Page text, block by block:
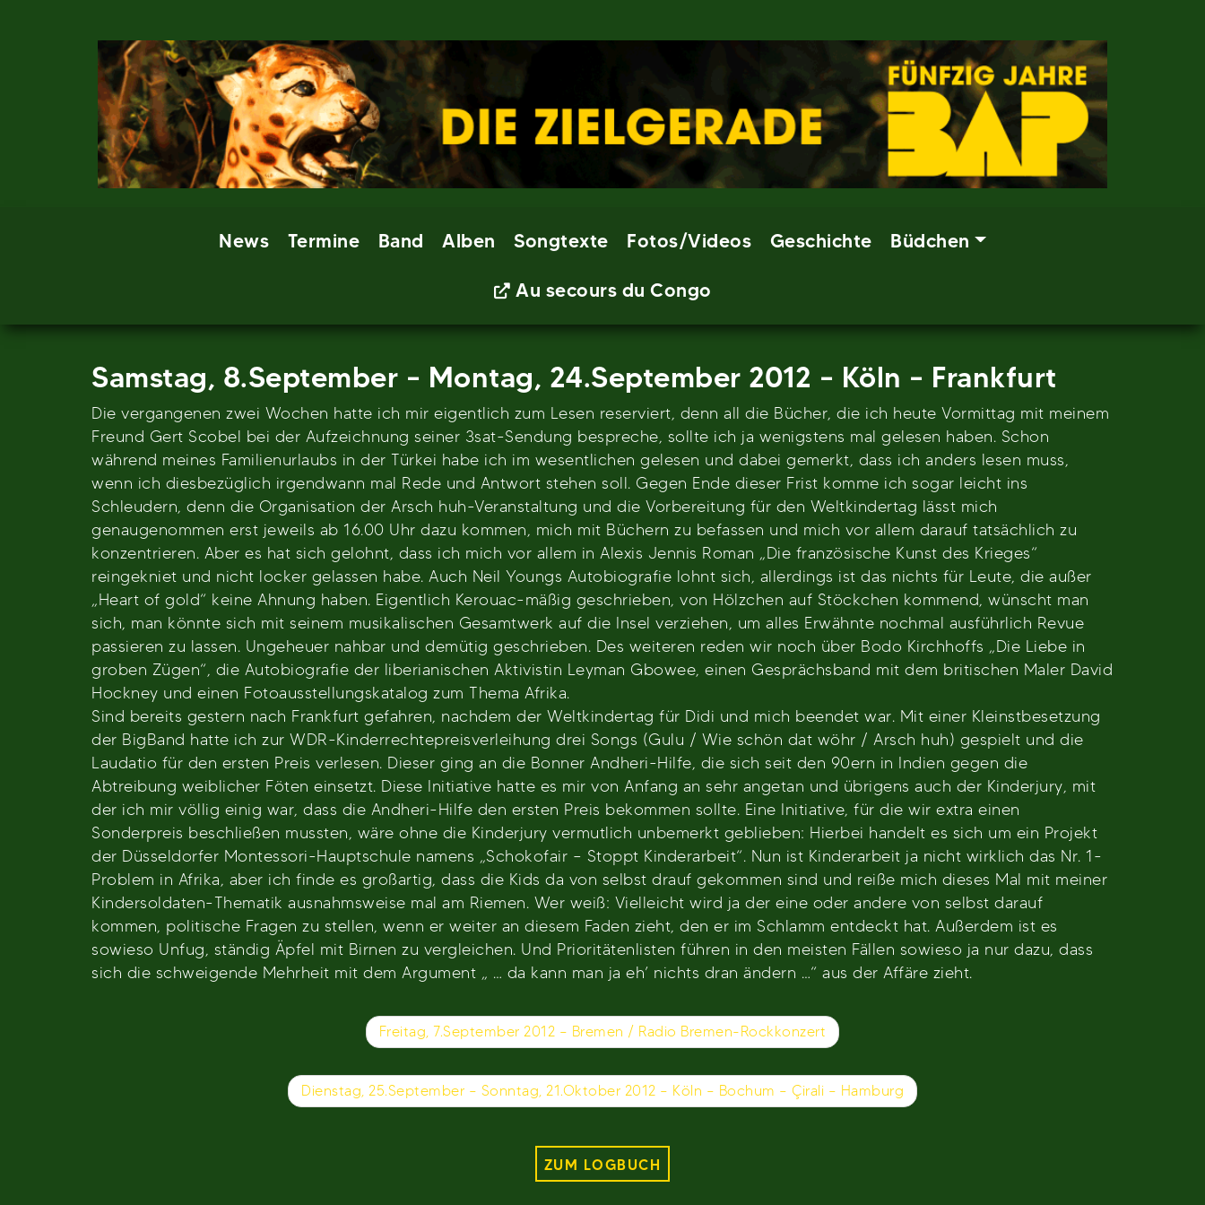
News Termine Band Alben Songtexte Fotos/Videos Geschichte Büdchen
Au secours du Congo
Samstag, 8.September – Montag, 24.September 2012 – Köln – Frankfurt
Die vergangenen zwei Wochen hatte ich mir eigentlich zum Lesen reserviert, denn all die Bücher, die ich heute Vormittag mit meinem
Freund Gert Scobel bei der Aufzeichnung seiner 3sat-Sendung bespreche, sollte ich ja wenigstens mal gelesen haben. Schon
während meines Familienurlaubs in der Türkei habe ich im wesentlichen gelesen und dabei gemerkt, dass ich anders lesen muss,
wenn ich diesbezüglich irgendwann mal Rede und Antwort stehen soll. Gegen Ende dieser Frist komme ich sogar leicht ins
Schleudern, denn die Organisation der Arsch huh-Veranstaltung und die Vorbereitung für den Weltkindertag lässt mich
genaugenommen erst jeweils ab 16.00 Uhr dazu kommen, mich mit Büchern zu befassen und mich vor allem darauf tatsächlich zu
konzentrieren. Aber es hat sich gelohnt, dass ich mich vor allem in Alexis Jennis Roman „Die französische Kunst des Krieges“
reingekniet und nicht locker gelassen habe. Auch Neil Youngs Autobiografie lohnt sich, allerdings ist das nichts für Leute, die außer
„Heart of gold“ keine Ahnung haben. Eigentlich Kerouac-mäßig geschrieben, von Hölzchen auf Stöckchen kommend, wünscht man
sich, man könnte sich mit seinem musikalischen Gesamtwerk auf die Insel verziehen, um alles Erwähnte nochmal ausführlich Revue
passieren zu lassen. Ungeheuer nahbar und demütig geschrieben. Des weiteren reden wir noch über Bodo Kirchhoffs „Die Liebe in
groben Zügen“, die Autobiografie der liberianischen Aktivistin Leyman Gbowee, einen Gesprächsband mit dem britischen Maler David
Hockney und einen Fotoausstellungskatalog zum Thema Afrika.
Sind bereits gestern nach Frankfurt gefahren, nachdem der Weltkindertag für Didi und mich beendet war. Mit einer Kleinstbesetzung
der BigBand hatte ich zur WDR-Kinderrechtepreisverleihung drei Songs (Gulu / Wie schön dat wöhr / Arsch huh) gespielt und die
Laudatio für den ersten Preis verlesen. Dieser ging an die Bonner Andheri-Hilfe, die sich seit den 90ern in Indien gegen die
Abtreibung weiblicher Föten einsetzt. Diese Initiative hatte es mir von Anfang an sehr angetan und übrigens auch der Kinderjury, mit
der ich mir völlig einig war, dass die Andheri-Hilfe den ersten Preis bekommen sollte. Eine Initiative, für die wir extra einen
Sonderpreis beschließen mussten, wäre ohne die Kinderjury vermutlich unbemerkt geblieben: Hierbei handelt es sich um ein Projekt
der Düsseldorfer Montessori-Hauptschule namens „Schokofair – Stoppt Kinderarbeit“. Nun ist Kinderarbeit ja nicht wirklich das Nr. 1-
Problem in Afrika, aber ich finde es großartig, dass die Kids da von selbst drauf gekommen sind und reiße mich dieses Mal mit meiner
Kindersoldaten-Thematik ausnahmsweise mal am Riemen. Wer weiß: Vielleicht wird ja der eine oder andere von selbst darauf
kommen, politische Fragen zu stellen, wenn er weiter an diesem Faden zieht, den er im Schlamm entdeckt hat. Außerdem ist es
sowieso Unfug, ständig Äpfel mit Birnen zu vergleichen. Und Prioritätenlisten führen in den meisten Fällen sowieso ja nur dazu, dass
sich die schweigende Mehrheit mit dem Argument „ … da kann man ja eh’ nichts dran ändern …“ aus der Affäre zieht.
Freitag, 7.September 2012 – Bremen / Radio Bremen-Rockkonzert
Dienstag, 25.September – Sonntag, 21.Oktober 2012 – Köln – Bochum – Çirali – Hamburg
ZUM LOGBUCH